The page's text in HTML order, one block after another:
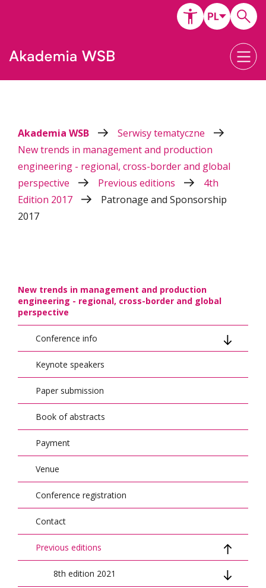
Akademia WSB
Serwisy tematyczne
New trends in management and production
engineering - regional, cross-border and global
perspective
Previous editions
4th
Edition 2017
Patronage and Sponsorship
2017
New trends in management and production
engineering - regional, cross-border and global
perspective
Conference info
Conference topics/Agenda
Conference calendar
Organizers
Conference scientific council
Organizing Committee
Keynote speakers
Paper submission
Book of abstracts
Payment
Venue
Conference registration
Contact
Previous editions
8th edition 2021